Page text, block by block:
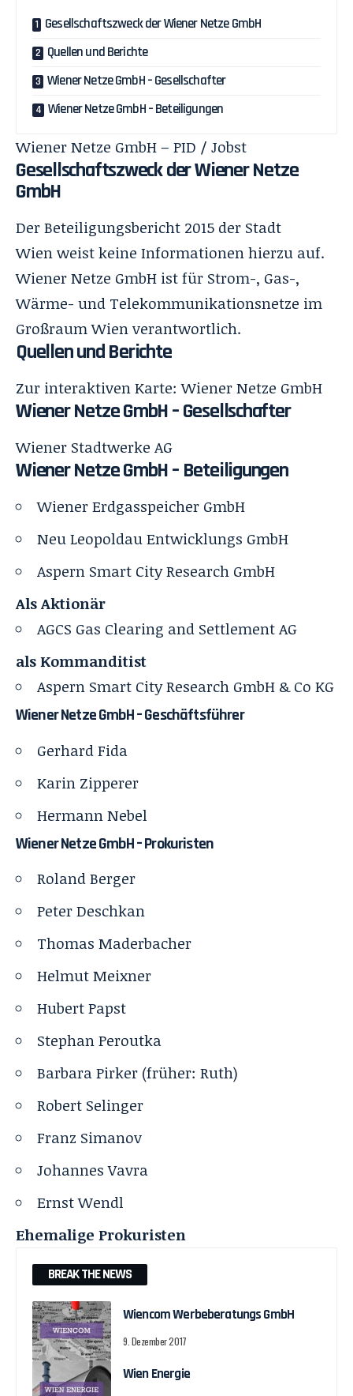
Gesellschaftszweck der Wiener Netze GmbH
Quellen und Berichte
Wiener Netze GmbH – Gesellschafter
Wiener Netze GmbH – Beteiligungen
Wiener Netze GmbH – PID / Jobst
Gesellschaftszweck der Wiener Netze
GmbH
Der Beteiligungsbericht 2015 der Stadt
Wien weist keine Informationen hierzu auf.
Wiener Netze GmbH ist für Strom-, Gas-,
Wärme- und Telekommunikationsnetze im
Großraum Wien verantwortlich.
Quellen und Berichte
Zur interaktiven Karte:Wiener Netze GmbH
Wiener Netze GmbH – Gesellschafter
Wiener Stadtwerke AG
Wiener Netze GmbH – Beteiligungen
Wiener Erdgasspeicher GmbH
Neu Leopoldau Entwicklungs GmbH
Aspern Smart City Research GmbH
Als Aktionär
AGCS Gas Clearing and Settlement AG
als Kommanditist
Aspern Smart City Research GmbH & Co KG
Wiener Netze GmbH – Geschäftsführer
Gerhard Fida
Karin Zipperer
Hermann Nebel
Wiener Netze GmbH – Prokuristen
Roland Berger
Peter Deschkan
Thomas Maderbacher
Helmut Meixner
Hubert Papst
Stephan Peroutka
Barbara Pirker (früher: Ruth)
Robert Selinger
Franz Simanov
Johannes Vavra
Ernst Wendl
Ehemalige Prokuristen
BREAK THE NEWS
Wiencom Werbeberatungs GmbH
9. Dezember 2017
Wien Energie